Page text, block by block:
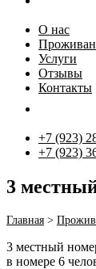
О нас
Услуги
Отзывы
Контакты
+7 (923)
+7 (923)
3
Главная >
3 местный
в номере 6